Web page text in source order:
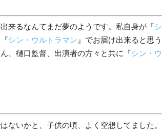
来るなんてまだ夢のようです。私自身が『シ
シン・ウルトラマン 』でお届け出来ると思う
、樋口監督、出演者の方々と共に『シン・ウ
ないかと、子供の頃、よく空想してました。